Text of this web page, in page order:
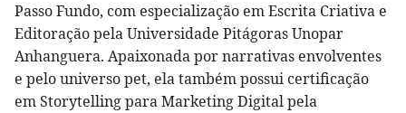
Passo Fundo, com especialização em Escrita Criativa e
Editoração pela Universidade Pitágoras Unopar
Anhanguera. Apaixonada por narrativas envolventes
e pelo universo pet, ela também possui certificação
em Storytelling para Marketing Digital pela